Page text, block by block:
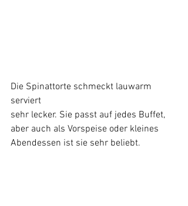
Die Spinattorte schmeckt lauwarm
serviert
sehr lecker. Sie passt auf jedes Buffet,
aber auch als Vorspeise oder kleines
Abendessen ist sie sehr beliebt.